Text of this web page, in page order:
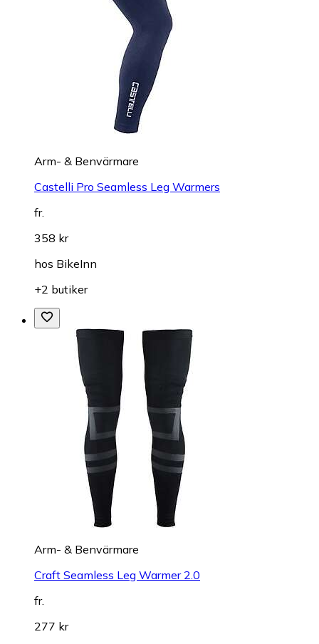
Arm- & Benvärmare
Castelli Pro Seamless Leg Warmers
fr.
358 kr
hos BikeInn
+2 butiker
Arm- & Benvärmare
Craft Seamless Leg Warmer 2.0
fr.
277 kr